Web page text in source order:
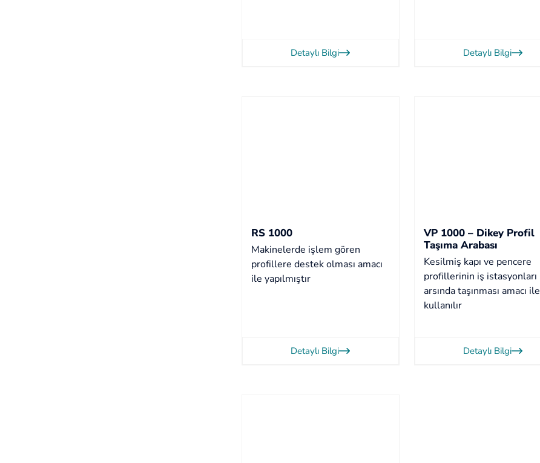
Detaylı Bilgi Detaylı Bilgi
RS 1000
Makinelerde işlem gören
profillere destek olması amacı
ile yapılmıştır
Detaylı Bilgi
VP 1000 – Dikey Profil
Taşıma Arabası
Kesilmiş kapı ve pencere
profillerinin iş istasyonları
arsında taşınması amacı ile
kullanılır
Detaylı Bilgi